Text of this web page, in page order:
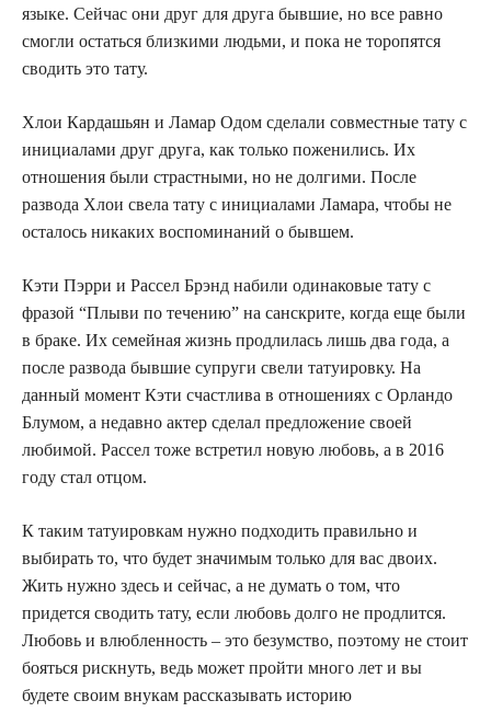
языке. Сейчас они друг для друга бывшие, но все равно
смогли остаться близкими людьми, и пока не торопятся
сводить это тату.
Хлои Кардашьян и Ламар Одом сделали совместные тату с
инициалами друг друга, как только поженились. Их
отношения были страстными, но не долгими. После
развода Хлои свела тату с инициалами Ламара, чтобы не
осталось никаких воспоминаний о бывшем.
Кэти Пэрри и Рассел Брэнд набили одинаковые тату с
фразой “Плыви по течению” на санскрите, когда еще были
в браке. Их семейная жизнь продлилась лишь два года, а
после развода бывшие супруги свели татуировку. На
данный момент Кэти счастлива в отношениях с Орландо
Блумом, а недавно актер сделал предложение своей
любимой. Рассел тоже встретил новую любовь, а в 2016
году стал отцом.
К таким татуировкам нужно подходить правильно и
выбирать то, что будет значимым только для вас двоих.
Жить нужно здесь и сейчас, а не думать о том, что
придется сводить тату, если любовь долго не продлится.
Любовь и влюбленность – это безумство, поэтому не стоит
бояться рискнуть, ведь может пройти много лет и вы
будете своим внукам рассказывать историю